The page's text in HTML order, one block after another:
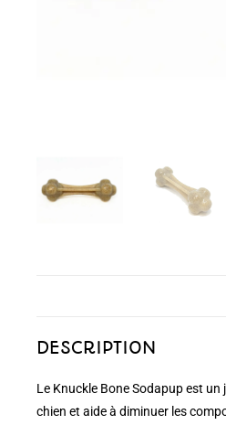
DESCRIPTION
Le Knuckle Bone Sodapup est
chien et aide à diminuer les